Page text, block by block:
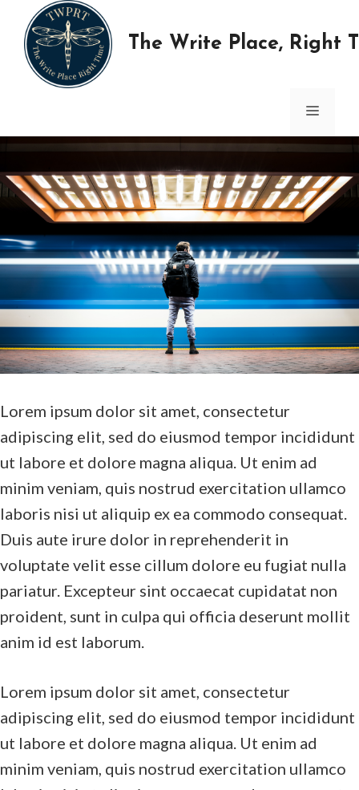
content
The Write Place, Right
MENU
Lorem ipsum dolor sit amet, consectetur
adipiscing elit, sed do eiusmod tempor incididunt
ut labore et dolore magna aliqua. Ut enim ad
minim veniam, quis nostrud exercitation ullamco
laboris nisi ut aliquip ex ea commodo consequat.
Duis aute irure dolor in reprehenderit in
voluptate velit esse cillum dolore eu fugiat nulla
pariatur. Excepteur sint occaecat cupidatat non
proident, sunt in culpa qui officia deserunt mollit
anim id est laborum.
Lorem ipsum dolor sit amet, consectetur
adipiscing elit, sed do eiusmod tempor incididunt
ut labore et dolore magna aliqua. Ut enim ad
minim veniam, quis nostrud exercitation ullamco